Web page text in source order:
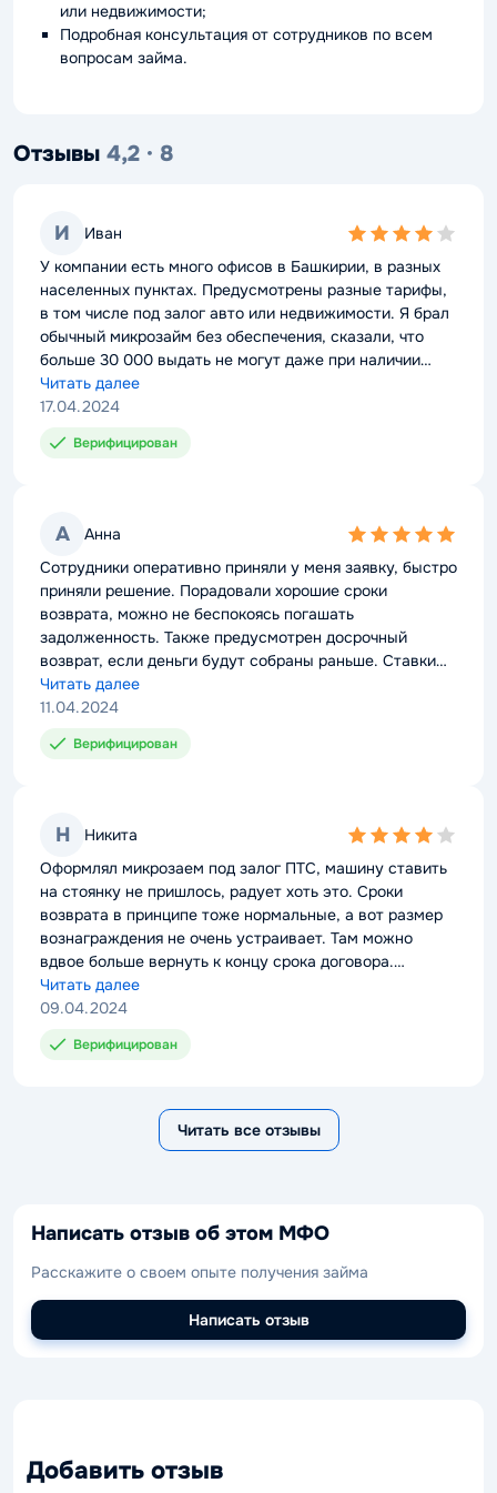
или недвижимости;
Подробная консультация от сотрудников по всем
вопросам займа.
Отзывы 4,2 · 8
И Иван
4,0
rating
У компании есть много офисов в Башкирии, в разных
населенных пунктах. Предусмотрены разные тарифы,
в том числе под залог авто или недвижимости. Я брал
обычный микрозайм без обеспечения, сказали, что
больше 30 000 выдать не могут даже при наличии
справки о доходах. Это не очень хорошо, можно было
бы повысить лимит хотя бы до 50 000 руб.
Читать далее
17.04.2024
Верифицирован
А Анна
5,0
rating
Сотрудники оперативно приняли у меня заявку, быстро
приняли решение. Порадовали хорошие сроки
возврата, можно не беспокоясь погашать
задолженность. Также предусмотрен досрочный
возврат, если деньги будут собраны раньше. Ставки
такие же, как и в других компаниях, не особо высокие.
Читать далее
11.04.2024
Верифицирован
Н Никита
4,0
rating
Оформлял микрозаем под залог ПТС, машину ставить
на стоянку не пришлось, радует хоть это. Сроки
возврата в принципе тоже нормальные, а вот размер
вознаграждения не очень устраивает. Там можно
вдвое больше вернуть к концу срока договора.
Собирать бумажки пришлось немало времени.
Читать далее
09.04.2024
Верифицирован
Читать все отзывы
Написать отзыв об этом МФО
Расскажите о своем опыте получения займа
Написать отзыв
Добавить отзыв